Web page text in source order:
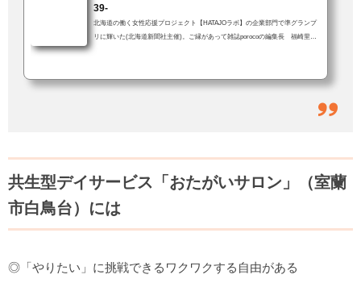
39-
北海道の働く女性応援プロジェクト【HATAJOラボ】の企業部門で準グランプ
リに輝いた(北海道新聞社主催)。ご縁があって雑誌porocoの編集長 福崎里美
結果を伝えると、職員も一緒に大喜び。おたがいサロンでは当たり前のこと
ない。特別な何かをやってるという実感もない。きっと、他の会社も同じよう
共生型デイサービス「おたがいサロン」（室蘭
市白鳥台）には
◎「やりたい」に挑戦できるワクワクする自由がある